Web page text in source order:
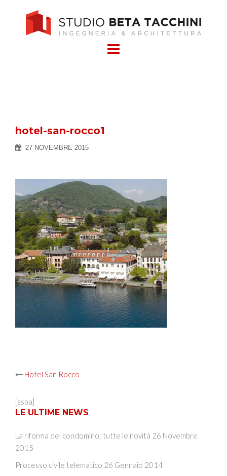
hotel-san-rocco1
27 NOVEMBRE 2015
Post
navigation
Hotel San Rocco
[ssba]
LE ULTIME NEWS
La riforma del condomino: tutte le novità 26 Novembre
2015
Processo civile telematico 26 Gennaio 2014